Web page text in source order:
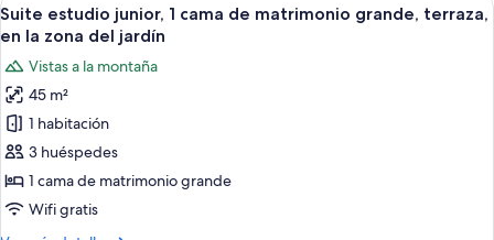
hidromasaje,
en
una
planta
alta
cama
de
grande,
bañera
de
hidromasaje,
en
planta
alta
todas
fotos
de
Suite
estudio
junior,
1
6
Suite estudio junior, 1 cama de matrimonio grande, terraza,
en la zona del jardín
Vistas a la montaña
45 m²
1 habitación
3 huéspedes
1 cama de matrimonio grande
Wifi gratis